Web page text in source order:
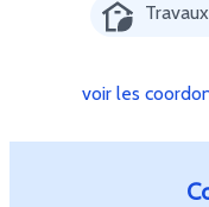
voir les